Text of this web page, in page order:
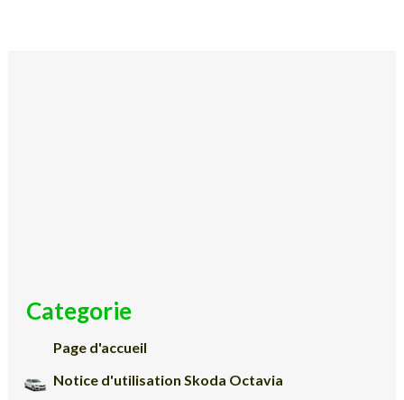
Categorie
Page d'accueil
Notice d'utilisation Skoda Octavia